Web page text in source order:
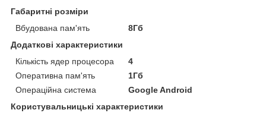
Габаритні розміри
Вбудована пам'ять
8Гб
Додаткові характеристики
Кількість ядер процесора
4
Оперативна пам'ять
1Гб
Операційна система
Google Android
Користувальницькі характеристики